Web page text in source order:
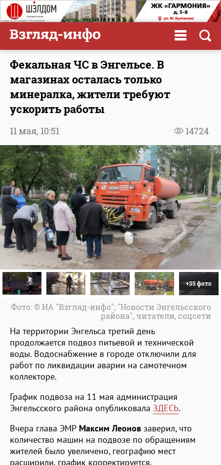
Фекальная ЧС в Энгельсе. В
магазинах осталась только
минералка, жители требуют
ускорить работы
14724
11 мая, 10:51
+35 фото
Фото: © ИА "Взгляд-инфо", "Новости Энгельсского
района", читатели, соцсети
На территории Энгельса третий день
продолжается подвоз питьевой и технической
воды. Водоснабжение в городе отключили для
работ по ликвидации аварии на самотечном
коллекторе.
График подвоза на 11 мая администрация
Энгельсского района опубликовала ЗДЕСЬ.
Вчера глава ЭМР Максим Леонов заверил, что
количество машин на подвозе по обращениям
жителей было увеличено, географию мест
расширили, график корректируется.